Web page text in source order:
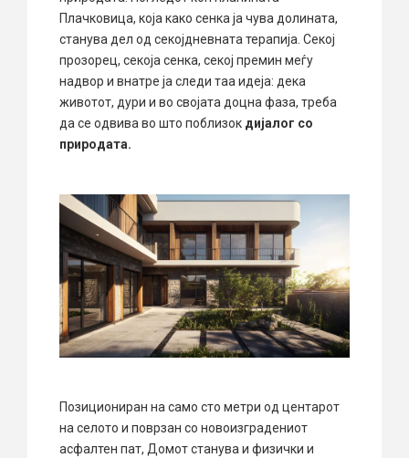
Плачковица, која како сенка ја чува долината,
станува дел од секојдневната терапија. Секој
прозорец, секоја сенка, секој премин меѓу
надвор и внатре ја следи таа идеја: дека
животот, дури и во својата доцна фаза, треба
да се одвива во што поблизок дијалог со
природата.
Позициониран на само сто метри од центарот
на селото и поврзан со новоизградениот
асфалтен пат, Домот станува и физички и